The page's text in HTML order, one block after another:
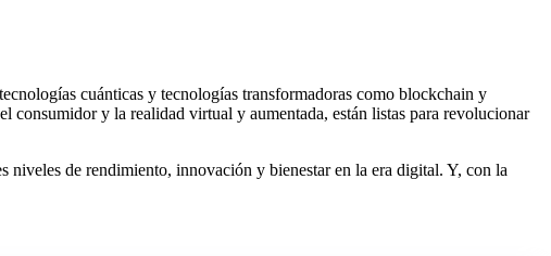
cuánticas y tecnologías transformadoras como blockchain y
consumidor y la realidad virtual y aumentada, están listas para revolucionar
niveles de rendimiento, innovación y bienestar en la era digital. Y, con la